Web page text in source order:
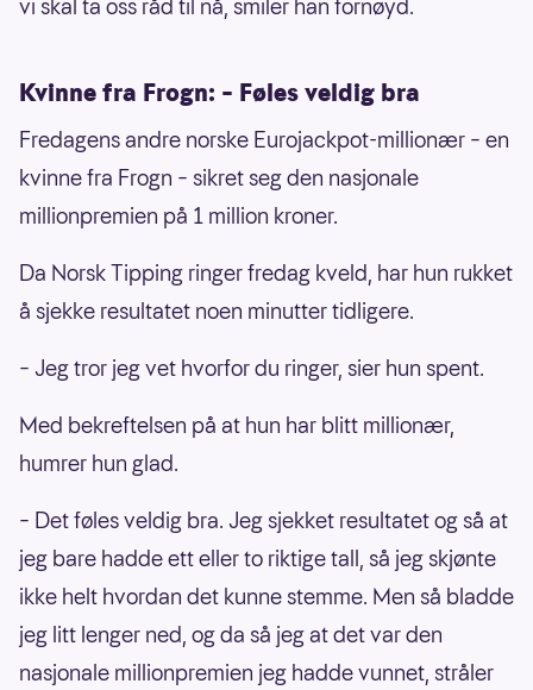
vi skal ta oss råd til nå, smiler han fornøyd.
Kvinne fra Frogn: – Føles veldig bra
Fredagens andre norske Eurojackpot-millionær – en
kvinne fra Frogn – sikret seg den nasjonale
millionpremien på 1 million kroner.
Da Norsk Tipping ringer fredag kveld, har hun rukket
å sjekke resultatet noen minutter tidligere.
– Jeg tror jeg vet hvorfor du ringer, sier hun spent.
Med bekreftelsen på at hun har blitt millionær,
humrer hun glad.
– Det føles veldig bra. Jeg sjekket resultatet og så at
jeg bare hadde ett eller to riktige tall, så jeg skjønte
ikke helt hvordan det kunne stemme. Men så bladde
jeg litt lenger ned, og da så jeg at det var den
nasjonale millionpremien jeg hadde vunnet, stråler